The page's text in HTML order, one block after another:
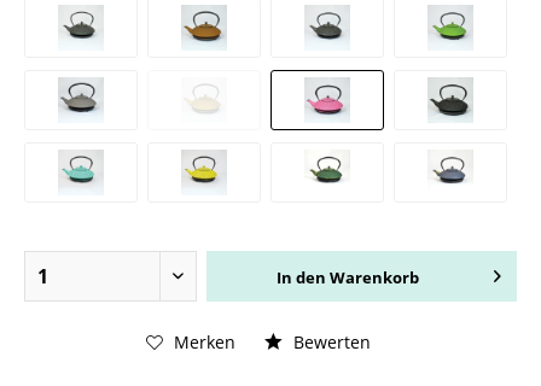
In den Warenkorb
Merken Bewerten